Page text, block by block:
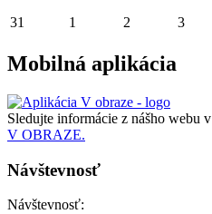
31
1 2 3
Mobilná aplikácia
Sledujte informácie z nášho webu v
V OBRAZE.
Návštevnosť
Návštevnosť: